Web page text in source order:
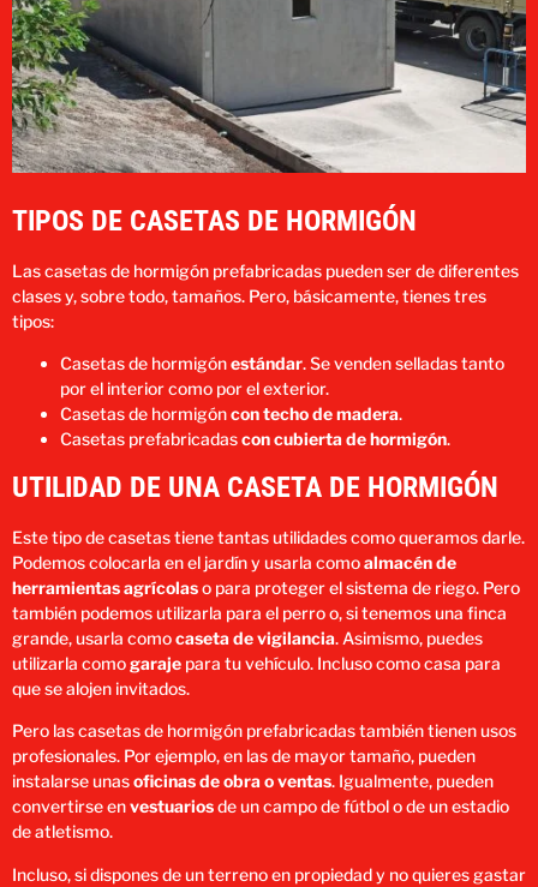
TIPOS DE CASETAS DE HORMIGÓN
Las casetas de hormigón prefabricadas pueden ser de diferentes
clases y, sobre todo, tamaños. Pero, básicamente, tienes tres
tipos:
Casetas de hormigónestándar.Se venden selladas tanto
por el interior como por el exterior.
Casetas de hormigóncon techo de madera.
Casetas prefabricadascon cubierta de hormigón.
UTILIDAD DE UNA CASETA DE HORMIGÓN
Este tipo de casetas tiene tantas utilidades como queramos darle.
Podemos colocarla en el jardín y usarla comoalmacén de
herramientas agrícolaso para proteger el sistema de riego. Pero
también podemos utilizarla para el perro o, si tenemos una finca
grande, usarla comocaseta de vigilancia. Asimismo, puedes
utilizarla comogaraje para tu vehículo. Incluso como casa para
que se alojen invitados.
Pero las casetas de hormigón prefabricadas también tienen usos
profesionales. Por ejemplo, en las de mayor tamaño, pueden
instalarse unasoficinas de obra o ventas. Igualmente, pueden
convertirse envestuariosde un campo de fútbol o de un estadio
de atletismo.
Incluso, si dispones de un terreno en propiedad y no quieres gastar